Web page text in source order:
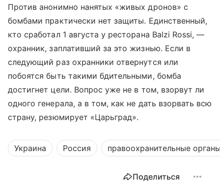
Против анонимно нанятых «живых дронов» с
бомбами практически нет защиты. Единственный,
кто сработал 1 августа у ресторана Balzi Rossi, —
охранник, заплативший за это жизнью. Если в
следующий раз охранники отвернутся или
побоятся быть такими бдительными, бомба
достигнет цели. Вопрос уже не в том, взорвут ли
одного генерала, а в том, как не дать взорвать всю
страну, резюмирует «Царьград».
Украина Россия правоохранительные
Поделиться